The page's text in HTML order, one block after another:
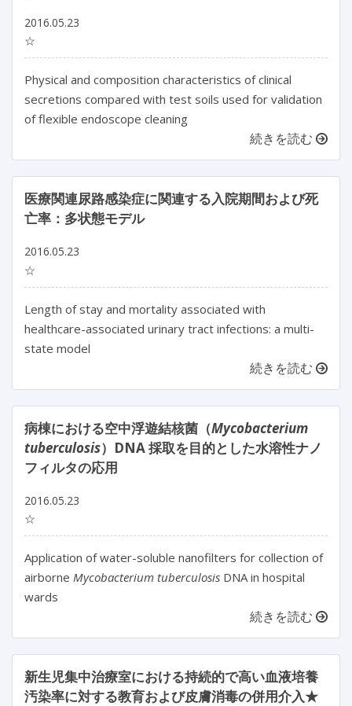
2016.05.23
☆
Physical and composition characteristics of clinical
secretions compared with test soils used for validation
of flexible endoscope cleaning
続きを読む
医療関連尿路感染症に関連する入院期間および死
亡率：多状態モデル
2016.05.23
☆
Length of stay and mortality associated with
healthcare-associated urinary tract infections: a multi-
state model
続きを読む
病棟における空中浮遊結核菌（Mycobacterium
tuberculosis）DNA 採取を目的とした水溶性ナノ
フィルタの応用
2016.05.23
☆
Application of water-soluble nanofilters for collection of
airborne Mycobacterium tuberculosis DNA in hospital
wards
続きを読む
新生児集中治療室における持続的で高い血液培養
汚染率に対する教育および皮膚消毒の併用介入★